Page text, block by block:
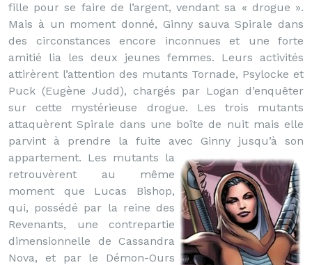
fille pour se faire de l’argent, vendant sa « drogue ».
Mais à un moment donné, Ginny sauva Spirale dans
des circonstances encore inconnues et une forte
amitié lia les deux jeunes femmes. Leurs activités
attirèrent l’attention des mutants Tornade, Psylocke et
Puck (Eugène Judd), chargés par Logan d’enquêter
sur cette mystérieuse drogue. Les trois mutants
attaquèrent Spirale dans une boîte de nuit mais elle
parvint à prendre la fuite avec Ginny jusqu’à son
appartement. Les mutants la
retrouvèrent au même
moment que Lucas Bishop,
qui, possédé par la reine des
Revenants, une contrepartie
dimensionnelle de Cassandra
Nova, et par le Démon-Ours